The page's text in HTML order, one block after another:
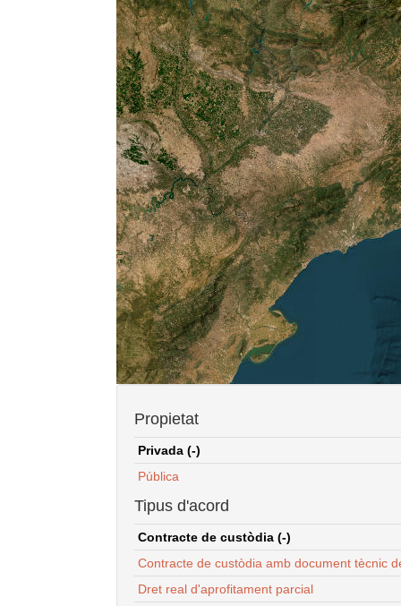
Propietat
Privada (-)
Pública
Tipus d'acord
Contracte de custòdia (-)
Contracte de custòdia amb document tècnic
Dret real d'aprofitament parcial